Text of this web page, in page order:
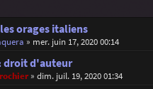
orages italiens
» mer. juin 17, 2020 00:14
droit d'auteur
» dim. juil. 19, 2020 01:34